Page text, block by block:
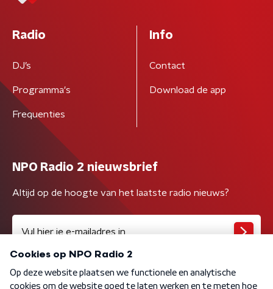
Radio
DJ’s
Programma's
Frequenties
Info
Contact
Download de app
NPO Radio 2 nieuwsbrief
Altijd op de hoogte van het laatste radio nieuws?